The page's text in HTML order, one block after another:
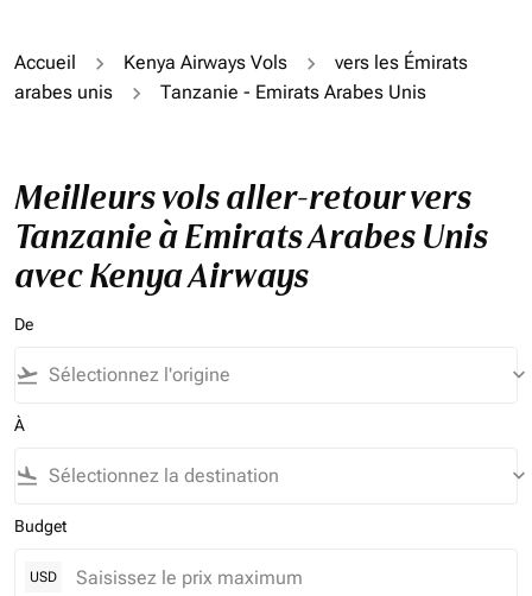
Accueil Kenya Airways Vols
vers les Émirats
arabes unis
Tanzanie - Emirats Arabes Unis
Meilleurs vols aller-retour vers
Tanzanie à Emirats Arabes Unis
avec Kenya Airways
De
flight_takeoff keyboard_arrow_down
À
flight_land keyboard_arrow_down
Budget
USD